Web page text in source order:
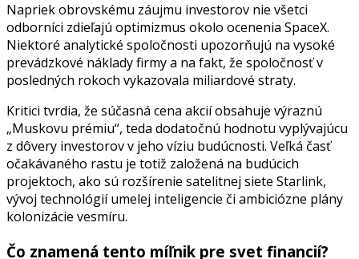
Napriek obrovskému záujmu investorov nie všetci
odborníci zdieľajú optimizmus okolo ocenenia SpaceX.
Niektoré analytické spoločnosti upozorňujú na vysoké
prevádzkové náklady firmy a na fakt, že spoločnosť v
posledných rokoch vykazovala miliardové straty.
Kritici tvrdia, že súčasná cena akcií obsahuje výraznú
„Muskovu prémiu“, teda dodatočnú hodnotu vyplývajúcu
z dôvery investorov v jeho víziu budúcnosti. Veľká časť
očakávaného rastu je totiž založená na budúcich
projektoch, ako sú rozšírenie satelitnej siete Starlink,
vývoj technológií umelej inteligencie či ambiciózne plány
kolonizácie vesmíru.
Čo znamená tento míľnik pre svet financií?